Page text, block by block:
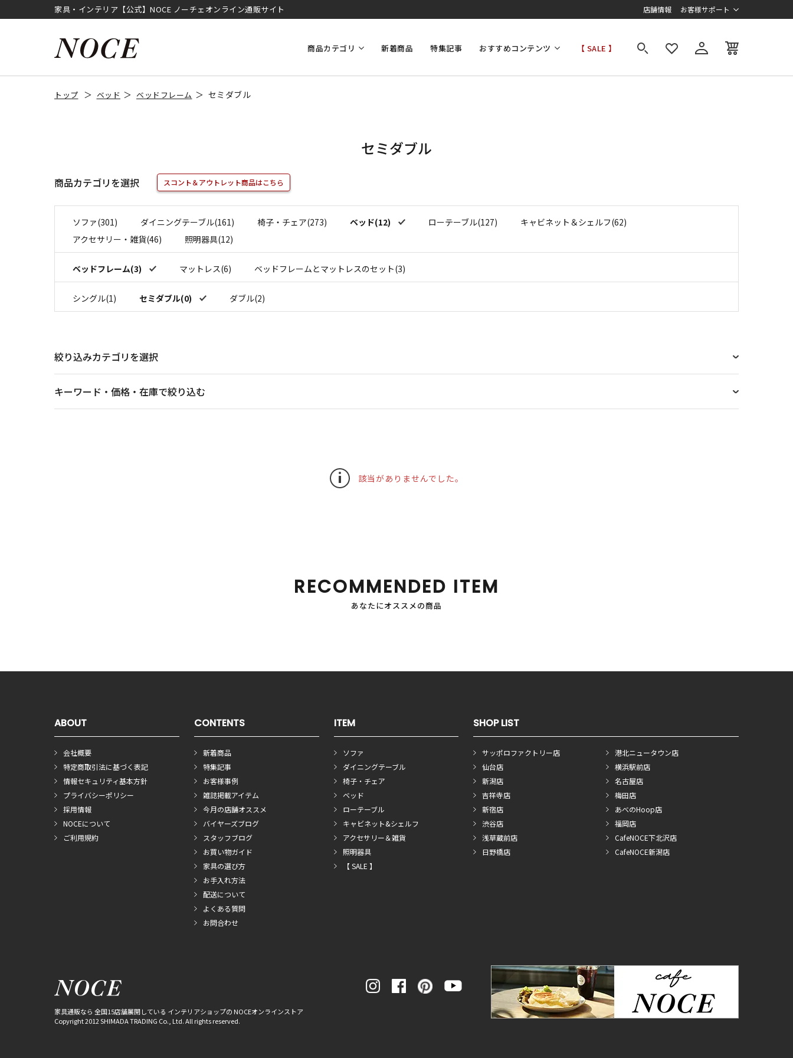
家具・インテリア【公式】NOCE ノーチェオンライン通販サイト 店舗情報 お客様サポート
商品カテゴリ 新着商品 特集記事 おすすめコンテンツ 【 SALE 】
トップ ベッド ベッドフレーム セミダブル
セミダブル
商品カテゴリを選択 スコント＆アウトレット商品はこちら
ソファ(301) ダイニングテーブル(161) 椅子・チェア(273) ベッド(12) ローテーブル(127)
キャビネット＆シェルフ(62)
アクセサリー・雑貨(46)
照明器具(12)
ベッドフレーム(3) マットレス(6) ベッドフレームとマットレスのセット(3)
シングル(1) セミダブル(0) ダブル(2)
絞り込みカテゴリを選択
キーワード・価格・在庫で絞り込む
該当がありませんでした。
RECOMMENDED ITEM
あなたにオススメの商品
ABOUT
会社概要
特定商取引法に基づく表記
情報セキュリティ基本方針
プライバシーポリシー
採用情報
NOCEについて
ご利用規約
CONTENTS
新着商品
特集記事
お客様事例
雑誌掲載アイテム
今月の店舗オススメ
バイヤーズブログ
スタッフブログ
お買い物ガイド
家具の選び方
お手入れ方法
配送について
よくある質問
お問合わせ
ITEM
ソファ
ダイニングテーブル
椅子・チェア
ベッド
ローテーブル
キャビネット&シェルフ
アクセサリー＆雑貨
照明器具
【 SALE 】
SHOP LIST
サッポロファクトリー店
仙台店
新潟店
吉祥寺店
新宿店
渋谷店
浅草蔵前店
日野橋店
港北ニュータウン店
横浜駅前店
名古屋店
梅田店
あべのHoop店
福岡店
CafeNOCE下北沢店
CafeNOCE新潟店
家具通販なら 全国15店舗展開している インテリアショップの NOCEオンラインストア
Copyright 2012 SHIMADA TRADING Co., Ltd. All rights reserved.